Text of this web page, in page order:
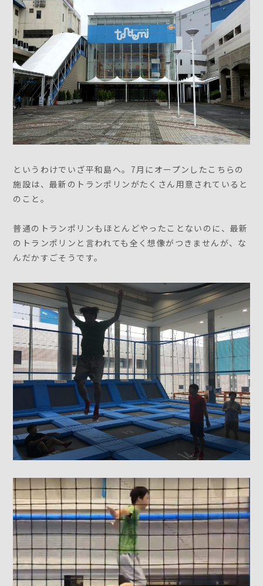
というわけでいざ平和島へ。7月にオープンしたこちらの
施設は、最新のトランポリンがたくさん用意されていると
のこと。
普通のトランポリンもほとんどやったことないのに、最新
のトランポリンと言われても全く想像がつきませんが、な
んだかすごそうです。